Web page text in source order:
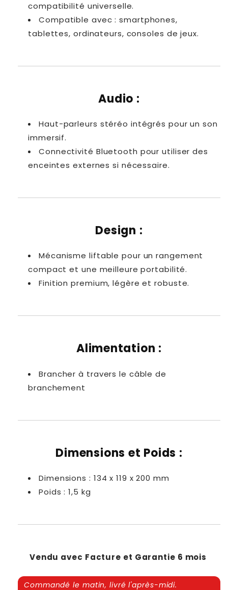
compatibilité universelle.
Compatible avec : smartphones,
tablettes, ordinateurs, consoles de jeux.
Audio :
Haut-parleurs stéréo intégrés pour un son
immersif.
Connectivité Bluetooth pour utiliser des
enceintes externes si nécessaire.
Design :
Mécanisme liftable pour un rangement
compact et une meilleure portabilité.
Finition premium, légère et robuste.
Alimentation :
Brancher à travers le câble de
branchement
Dimensions et Poids :
Dimensions : 134 x 119 x 200 mm
Poids : 1,5 kg
Vendu avec Facture et Garantie 6 mois
Commandé le matin, livré l'après-midi.